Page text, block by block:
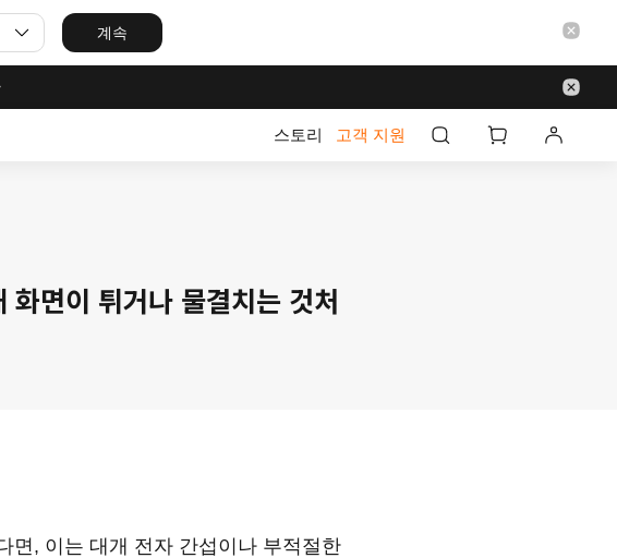
계속
스토리 고객 지원
면이 튀거나 물결치는 것처
면, 이는 대개 전자 간섭이나 부적절한